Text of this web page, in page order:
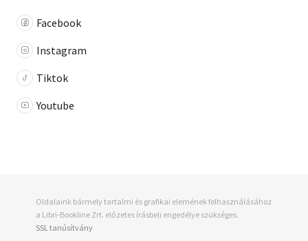
Facebook
Instagram
Tiktok
Youtube
Oldalaink bármely tartalmi és grafikai elemének felhasználásához
a Libri-Bookline Zrt. előzetes írásbeli engedélye szükséges.
SSL tanúsítvány